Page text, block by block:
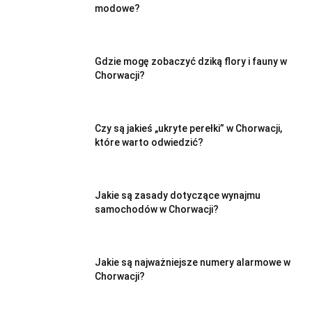
modowe?
Gdzie mogę zobaczyć dziką flory i fauny w
Chorwacji?
Czy są jakieś „ukryte perełki” w Chorwacji,
które warto odwiedzić?
Jakie są zasady dotyczące wynajmu
samochodów w Chorwacji?
Jakie są najważniejsze numery alarmowe w
Chorwacji?